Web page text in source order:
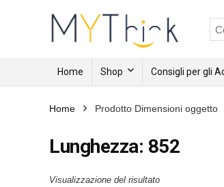
Home Shop Consigli per gli
Home Prodotto Dimensioni oggetto
Lunghezza: 852
Visualizzazione del risultato